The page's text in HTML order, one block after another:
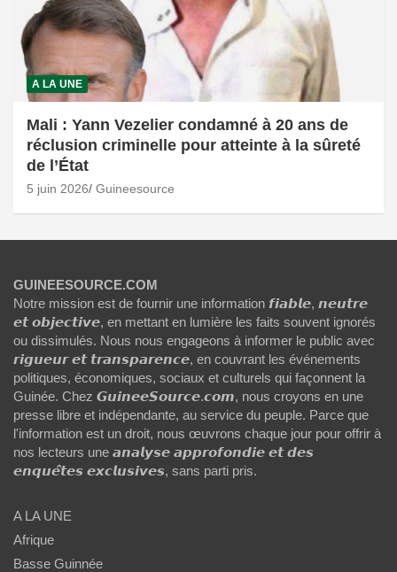
A LA UNE
Mali : Yann Vezelier condamné à 20 ans de
réclusion criminelle pour atteinte à la sûreté
de l’État
5 juin 2026 Guineesource
GUINEESOURCE.COM
Notre mission est de fournir une information 𝙛𝙞𝙖𝙗𝙡𝙚, 𝙣𝙚𝙪𝙩𝙧𝙚
𝙚𝙩 𝙤𝙗𝙟𝙚𝙘𝙩𝙞𝙫𝙚, en mettant en lumière les faits souvent ignorés
ou dissimulés. Nous nous engageons à informer le public avec
𝙧𝙞𝙜𝙪𝙚𝙪𝙧 𝙚𝙩 𝙩𝙧𝙖𝙣𝙨𝙥𝙖𝙧𝙚𝙣𝙘𝙚, en couvrant les événements
politiques, économiques, sociaux et culturels qui façonnent la
Guinée. Chez 𝙂𝙪𝙞𝙣𝙚𝙚𝙎𝙤𝙪𝙧𝙘𝙚.𝙘𝙤𝙢, nous croyons en une
presse libre et indépendante, au service du peuple. Parce que
l'information est un droit, nous œuvrons chaque jour pour offrir à
nos lecteurs une 𝙖𝙣𝙖𝙡𝙮𝙨𝙚 𝙖𝙥𝙥𝙧𝙤𝙛𝙤𝙣𝙙𝙞𝙚 𝙚𝙩 𝙙𝙚𝙨
𝙚𝙣𝙦𝙪𝙚̂𝙩𝙚𝙨 𝙚𝙭𝙘𝙡𝙪𝙨𝙞𝙫𝙚𝙨, sans parti pris.
A LA UNE
Afrique
Basse Guinnée